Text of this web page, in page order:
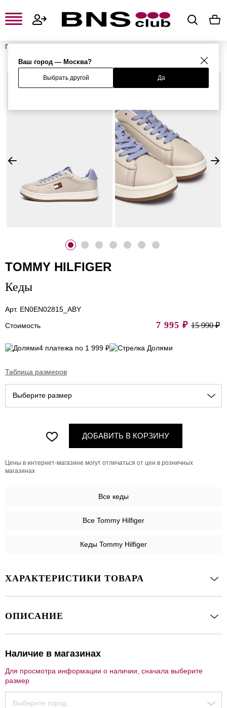
Ваш город — Москва?
Выбрать другой Да
Главная
%
TOMMY HILFIGER
Кеды
Арт. EN0EN02815_ABY
Стоимость
7 995 ₽ 15 990 ₽
4 платежа по 1 999 ₽
Таблица размеров
Выберите размер
ДОБАВИТЬ В КОРЗИНУ
Цены в интернет-магазине могут отличаться от цен в розничных
магазинах
Все кеды
Все Tommy Hilfiger
Кеды Tommy Hilfiger
ХАРАКТЕРИСТИКИ ТОВАРА
ОПИСАНИЕ
Наличие в магазинах
Для просмотра информации о наличии, сначала выберите
размер
Выберите город...